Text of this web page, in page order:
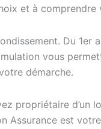
et à comprendre
Du 1er
vous
démarche.
propriétaire d’un
Assurance est